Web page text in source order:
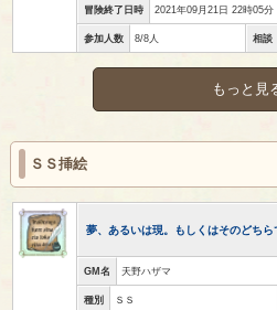
冒険終了日時 2021年09月21日 22時05分
参加人数 8/8人 相談
もっと見
ＳＳ挿絵
夢、あるいは現。もしくはそのどちら
GM名 天野ハザマ
種別 ＳＳ